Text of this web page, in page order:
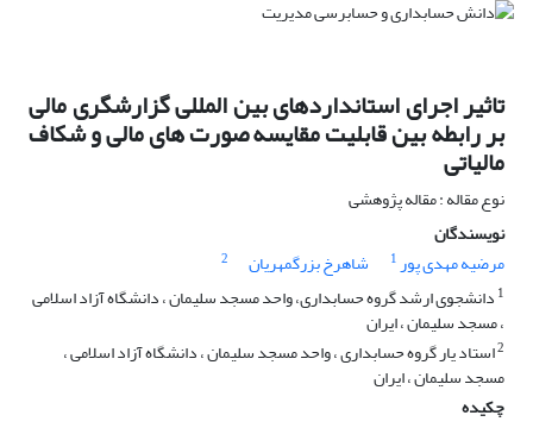
تاثیر اجرای استانداردهای بین المللی گزارشگری مالی
بر رابطه بین قابلیت مقایسه صورت های مالی و شکاف
مالیاتی
نوع مقاله : مقاله پژوهشی
نویسندگان
مرضیه مهدی پور1 شاهرخ بزرگمهریان
2
1 دانشجوی ارشد گروه حسابداری، واحد مسجد سلیمان ، دانشگاه آزاد اسلامی
، مسجد سلیمان ، ایران
2استاد یار گروه حسابداری ، واحد مسجد سلیمان ، دانشگاه آزاد اسلامی ،
مسجد سلیمان ، ایران
چکیده